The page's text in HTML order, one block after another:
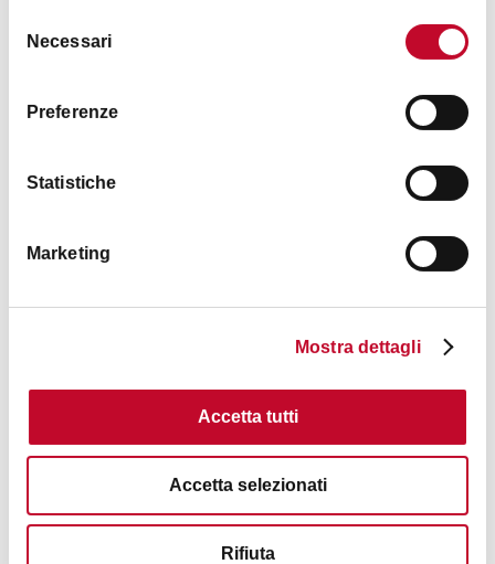
delNecessari
Preferenze
Statistiche
Marketing
Mostra dettagli
Accetta tutti
Accetta selezionati
Rifiuta
Parcheggio Fiera Sud Piazza Costituzione
PARCHEGGI
Parcheggio Porrettana poste
APPENNINO < 10 KM DA BOLOGNA